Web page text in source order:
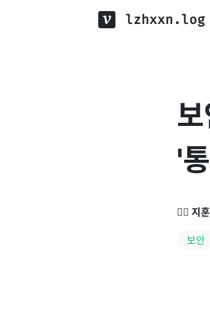
lzhxxn.log
'
🏃‍♂️ 지
보안